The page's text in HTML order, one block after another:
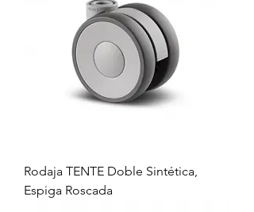
Rodaja TENTE Doble Sintética,
Espiga Roscada